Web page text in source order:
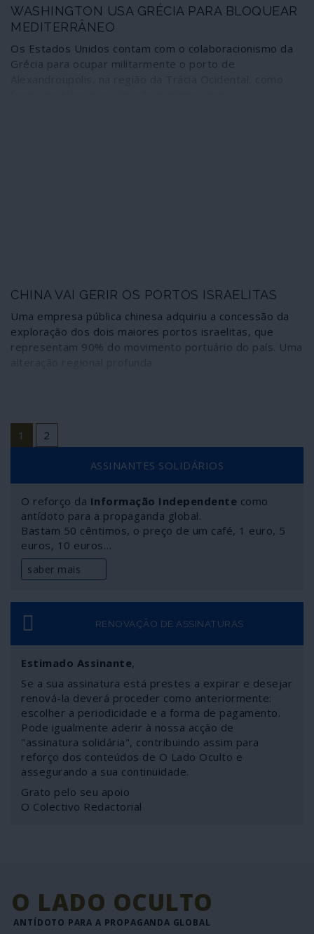
WASHINGTON USA GRÉCIA PARA BLOQUEAR
MEDITERRÂNEO
Os Estados Unidos contam com o colaboracionismo da
Grécia para ocupar militarmente o porto de
CHINA VAI GERIR OS PORTOS ISRAELITAS
Uma empresa pública chinesa adquiriu a concessão da
exploração dos dois maiores portos israelitas, que
representam 90% do movimento portuário do país. Uma
1 2
ASSINANTES SOLIDÁRIOS
O reforço da Informação Independente como
antídoto para a propaganda global.
Bastam 50 cêntimos, o preço de um café, 1 euro, 5
euros, 10 euros…
saber mais
RENOVAÇÃO DE ASSINATURAS
Estimado Assinante,
Se a sua assinatura está prestes a expirar e desejar
renová-la deverá proceder como anteriormente:
escolher a periodicidade e a forma de pagamento.
Pode igualmente aderir à nossa acção de
"assinatura solidária", contribuindo assim para
reforço dos conteúdos de O Lado Oculto e
assegurando a sua continuidade.
Grato pelo seu apoio
O Colectivo Redactorial
O LADO OCULTO
ANTÍDOTO PARA A PROPAGANDA GLOBAL